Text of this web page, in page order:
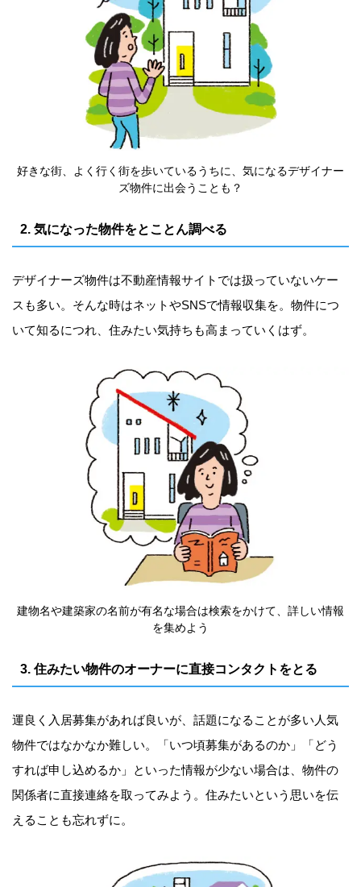
好きな街、よく行く街を歩いているうちに、気になるデザイナー
ズ物件に出会うことも？
2. 気になった物件をとことん調べる
デザイナーズ物件は不動産情報サイトでは扱っていないケー
スも多い。そんな時はネットやSNSで情報収集を。物件につ
いて知るにつれ、住みたい気持ちも高まっていくはず。
建物名や建築家の名前が有名な場合は検索をかけて、詳しい情報
を集めよう
3. 住みたい物件のオーナーに直接コンタクトをとる
運良く入居募集があれば良いが、話題になることが多い人気
物件ではなかなか難しい。「いつ頃募集があるのか」「どう
すれば申し込めるか」といった情報が少ない場合は、物件の
関係者に直接連絡を取ってみよう。住みたいという思いを伝
えることも忘れずに。